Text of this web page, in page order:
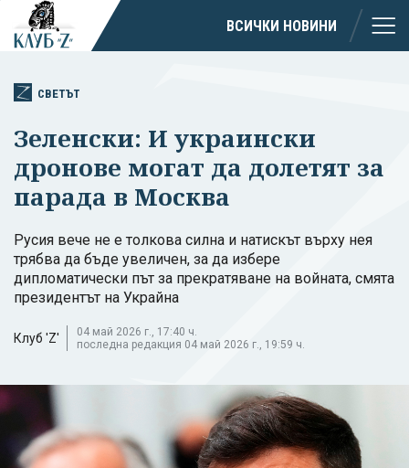
ВСИЧКИ НОВИНИ
СВЕТЪТ
Зеленски: И украински
дронове могат да долетят за
парада в Москва
Русия вече не е толкова силна и натискът върху нея
трябва да бъде увеличен, за да избере
дипломатически път за прекратяване на войната, смята
президентът на Украйна
Клуб 'Z'
04 май 2026 г., 17:40 ч.
последна редакция 04 май 2026 г., 19:59 ч.